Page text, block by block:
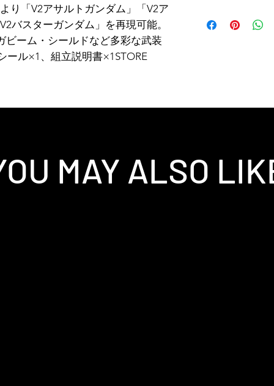
り「V2アサルトガンダム」「V2ア
バスターガンダム」を再現可能。
ビーム・シールドなど多彩な武装
ール×1、組立説明書×1STORE
If you want select
available, same
UNIT 1B16 / 1B15
Pick up requite the
issued photo I.D.
MAY ALSO